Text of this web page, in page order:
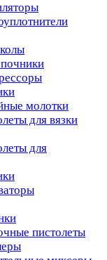
молотки
для вязки
для
пистолеты